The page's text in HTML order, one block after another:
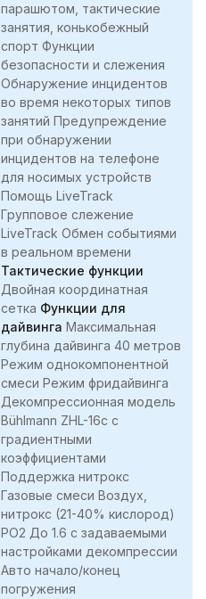
парашютом, тактические
занятия, конькобежный
спорт Функции
безопасности и слежения
Обнаружение инцидентов
во время некоторых типов
занятий Предупреждение
при обнаружении
инцидентов на телефоне
для носимых устройств
Помощь LiveTrack
Групповое слежение
LiveTrack Обмен событиями
в реальном времени
Тактические функции
Двойная координатная
сетка Функции для
дайвинга Максимальная
глубина дайвинга 40 метров
Режим однокомпонентной
смеси Режим фридайвинга
Декомпрессионная модель
Bühlmann ZHL-16c с
градиентными
коэффициентами
Поддержка нитрокс
Газовые смеси Воздух,
нитрокс (21-40% кислород)
PO2 До 1.6 с задаваемыми
настройками декомпрессии
Авто начало/конец
погружения